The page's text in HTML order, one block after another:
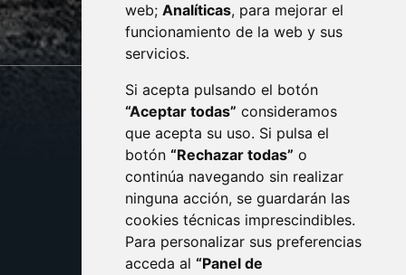
web; Analíticas, para mejorar el
funcionamiento de la web y sus
servicios.
Si acepta pulsando el botón
“Aceptar todas” consideramos
que acepta su uso. Si pulsa el
botón “Rechazar todas” o
continúa navegando sin realizar
ninguna acción, se guardarán las
cookies técnicas imprescindibles.
Para personalizar sus preferencias
acceda al “Panel de
monzon.es
CONTACTO
AVISO LEGAL
PROTECCIÓN DE DATOS
POLÍTICA DE COOKIES
ACCESIBILIDAD
ENLACE EXTERNO AL